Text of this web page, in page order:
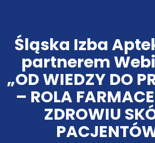
Śląska Izba
partnerem
„OD WIEDZY DO
– ROLA
ZDROWIU